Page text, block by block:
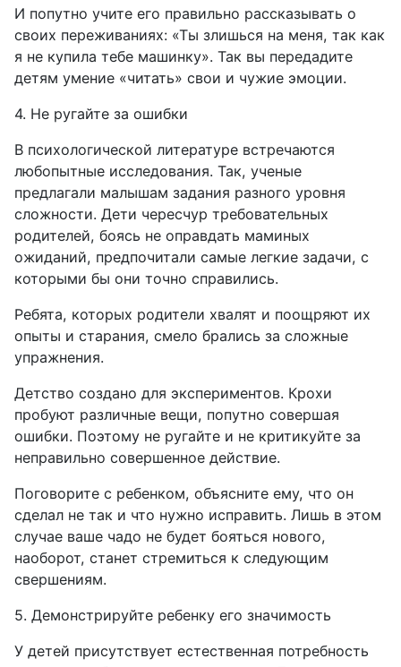
И попутно учите его правильно рассказывать о
своих переживаниях: «Ты злишься на меня, так как
я не купила тебе машинку». Так вы передадите
детям умение «читать» свои и чужие эмоции.
4. Не ругайте за ошибки
В психологической литературе встречаются
любопытные исследования. Так, ученые
предлагали малышам задания разного уровня
сложности. Дети чересчур требовательных
родителей, боясь не оправдать маминых
ожиданий, предпочитали самые легкие задачи, с
которыми бы они точно справились.
Ребята, которых родители хвалят и поощряют их
опыты и старания, смело брались за сложные
упражнения.
Детство создано для экспериментов. Крохи
пробуют различные вещи, попутно совершая
ошибки. Поэтому не ругайте и не критикуйте за
неправильно совершенное действие.
Поговорите с ребенком, объясните ему, что он
сделал не так и что нужно исправить. Лишь в этом
случае ваше чадо не будет бояться нового,
наоборот, станет стремиться к следующим
свершениям.
5. Демонстрируйте ребенку его значимость
У детей присутствует естественная потребность